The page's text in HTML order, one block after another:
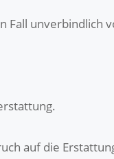
Fall unverbindlich
auf die